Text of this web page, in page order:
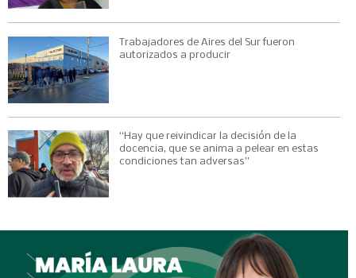
Trabajadores de Aires del Sur fueron
autorizados a producir
“Hay que reivindicar la decisión de la
docencia, que se anima a pelear en estas
condiciones tan adversas”